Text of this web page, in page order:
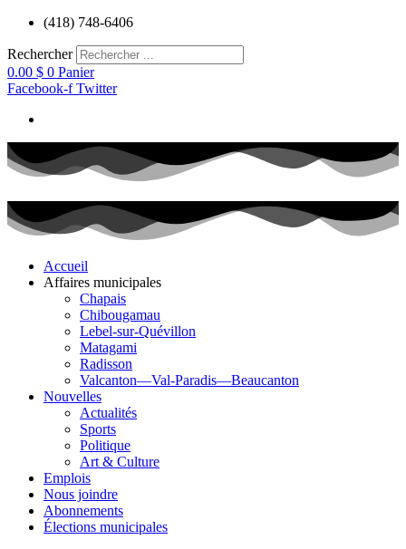
Aller
contenu
(418) 748-6406
Rechercher
0.00 $ 0 Panier
Facebook-f Twitter
Accueil
Affaires municipales
Chapais
Chibougamau
Lebel-sur-Quévillon
Matagami
Radisson
Valcanton—Val-Paradis—Beaucanton
Nouvelles
Actualités
Sports
Politique
Art & Culture
Emplois
Nous joindre
Abonnements
Élections municipales